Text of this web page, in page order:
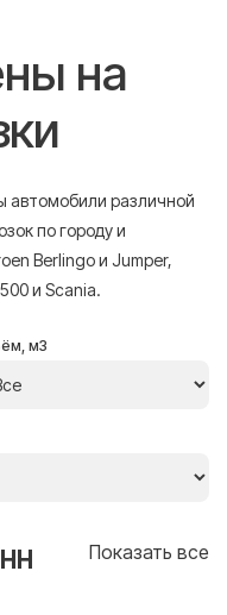
на
автомобили различной
по городу и
Berlingo и Jumper,
и Scania.
м3
Показать все